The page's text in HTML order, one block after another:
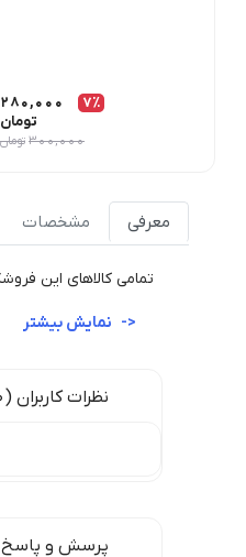
7٪
280,000
تومان
300,000 تومان
معرفی مشخصات
تمامی کالاهای این
نظرات کاربران (0) :
پرسش و پاسخ